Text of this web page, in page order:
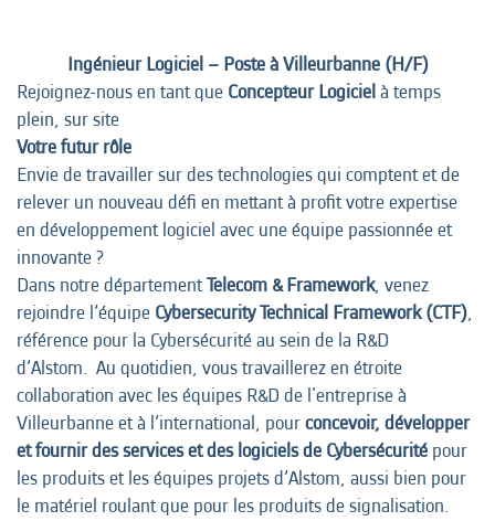
Ingénieur Logiciel – Poste à Villeurbanne (H/F)
Rejoignez-nous en tant que Concepteur Logicielà temps
plein, sur site
Votre futur rôle
Envie de travailler sur des technologies qui comptent et de
relever un nouveau défi en mettant à profit votre expertise
en développement logiciel avec une équipe passionnée et
innovante ?
Dans notre départementTelecom & Framework, venez
rejoindre l’équipe Cybersecurity Technical Framework (CTF),
référence pour la Cybersécurité au sein de la R&D
d’Alstom. Au quotidien, vous travaillerez en étroite
collaboration avec les équipes R&D de l'entreprise à
Villeurbanne et à l’international, pourconcevoir, développer
et fournir des services et des logiciels de Cybersécurité pour
les produits et les équipes projets d’Alstom, aussi bien pour
le matériel roulant que pour les produits de signalisation.